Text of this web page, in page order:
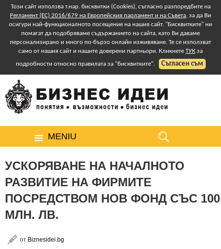
Този сайт използва т.нар. бисквитки (Cookies), съгласно разпоредбите на
Регламент (ЕС) 2016/679 на Европейския парламент и на Съвета, за да Ви
осигури най-функционалното посещение на нашия сайт. "Бисквитките" ни
помагат да подобряваме съдържанието на сайта, като Ви даваме
персонализирано и много по-бързо онлайн изживяване. Те се използват
само от нашия сайт и нашите доверени партньори. Кликнете ТУК за
подробности относно правилата за "бисквитките".
Съгласен съм
MENIU
УСКОРЯВАНЕ НА НАЧАЛНОТО
РАЗВИТИЕ НА ФИРМИТЕ
ПОСРЕДСТВОМ НОВ ФОНД СЪС 100
МЛН. ЛВ.
от Biznesidei.bg